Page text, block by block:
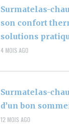
Surmatelas-
son confort
solutions
4 MOIS AGO
Surmatelas-
d’un bon
12 MOIS AGO